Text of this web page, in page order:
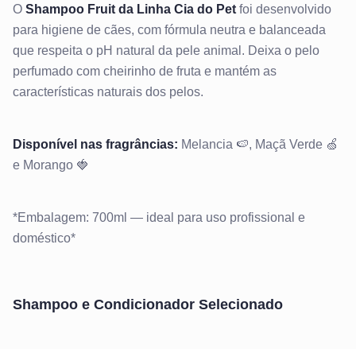
O Shampoo Fruit da Linha Cia do Pet foi desenvolvido
para higiene de cães, com fórmula neutra e balanceada
que respeita o pH natural da pele animal. Deixa o pelo
perfumado com cheirinho de fruta e mantém as
características naturais dos pelos.
Disponível nas fragrâncias: Melancia 🍉, Maçã Verde 🍏
e Morango 🍓
*Embalagem: 700ml — ideal para uso profissional e
doméstico*
Shampoo e Condicionador Selecionado